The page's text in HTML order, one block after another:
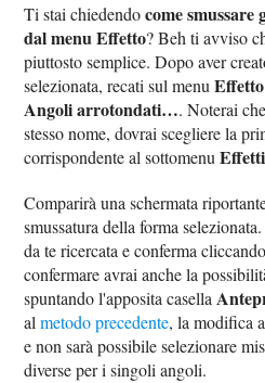
Ti stai chiedendocome
dal menu Effetto? Beh ti avviso
piuttosto semplice. Dopo aver
selezionata, recati sul menuEffetto
Angoli arrotondati…. Noterai
stesso nome, dovrai scegliere la
corrispondente al sottomenu
Comparirà una schermata
smussatura della forma
da te ricercata e conferma
confermare avrai anche la
spuntando l'apposita casella
almetodo precedente, la modifica
e non sarà possibile selezionare
diverse per i singoli angoli.